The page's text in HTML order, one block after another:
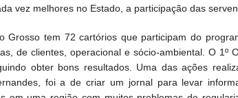
vez melhores no Estado, a participação das
Grosso tem 72 cartórios que participam do
de clientes, operacional e sócio-ambiental. O 1º
obter bons resultados. Uma das ações
foi a de criar um jornal para levar